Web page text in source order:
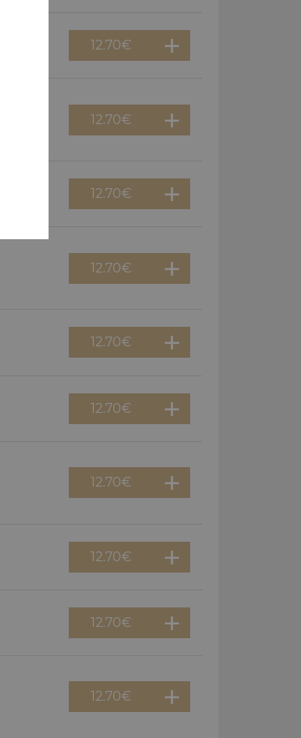
12.70€
12.70€
12.70€
12.70€
12.70€
12.70€
12.70€
12.70€
12.70€
12.70€